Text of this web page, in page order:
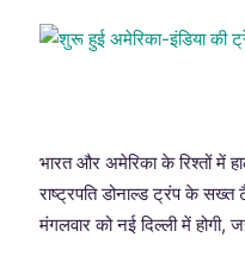
भारत और अमेरिका के रिश्तों में
राष्ट्रपति डोनाल्ड ट्रंप के सख्त
मंगलवार को नई दिल्ली में होगी,